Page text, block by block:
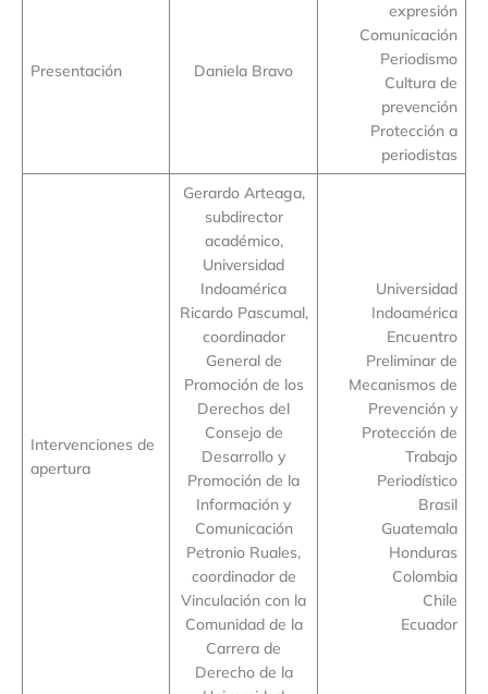
Presentación Daniela Bravo
expresión
Comunicación
Periodismo
Cultura de
prevención
Protección a
periodistas
Intervenciones de
apertura
Gerardo Arteaga,
subdirector
académico,
Universidad
Indoamérica
Ricardo Pascumal,
coordinador
General de
Promoción de los
Derechos del
Consejo de
Desarrollo y
Promoción de la
Información y
Comunicación
Petronio Ruales,
coordinador de
Vinculación con la
Comunidad de la
Carrera de
Derecho de la
Universidad
Indoamérica
Encuentro
Preliminar de
Mecanismos de
Prevención y
Protección de
Trabajo
Periodístico
Brasil
Guatemala
Honduras
Colombia
Chile
Ecuador